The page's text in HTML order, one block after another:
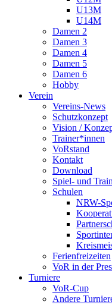
U13M
U14M
Damen 2
Damen 3
Damen 4
Damen 5
Damen 6
Hobby
Verein
Vereins-News
Schutzkonzept
Vision /
Trainer*innen
VoRstand
Kontakt
Download
Spiel- und
Schulen
NRW-
Ferienfreizeiten
VoR in der
Turniere
VoR-Cup
Andere